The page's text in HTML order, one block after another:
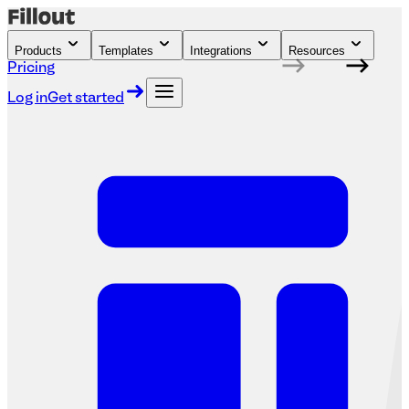
Products Templates Integrations Resources
Pricing
Log inGet started